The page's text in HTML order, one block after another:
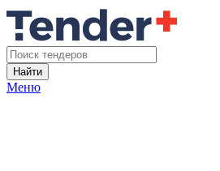
Найти
Меню